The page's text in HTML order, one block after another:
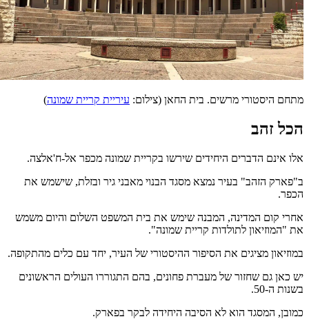
מתחם היסטורי מרשים. בית החאן (צילום: עיריית קריית שמונה)
הכל זהב
אלו אינם הדברים היחידים שירשו בקריית שמונה מכפר אל-ח'אלצה.
ב"פארק הזהב" בעיר נמצא מסגד הבנוי מאבני גיר ובזלת, שישמש את
הכפר.
אחרי קום המדינה, המבנה שימש את בית המשפט השלום והיום משמש
את "המוזיאון לתולדות קריית שמונה".
במוזיאון מציגים את הסיפור ההיסטורי של העיר, יחד עם כלים מהתקופה.
יש כאן גם שחזור של מעברת פחונים, בהם התגוררו העולים הראשונים
בשנות ה-50.
כמובן, המסגד הוא לא הסיבה היחידה לבקר בפארק.